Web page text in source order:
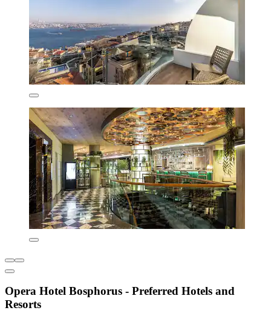
Opera Hotel Bosphorus - Preferred Hotels and
Resorts